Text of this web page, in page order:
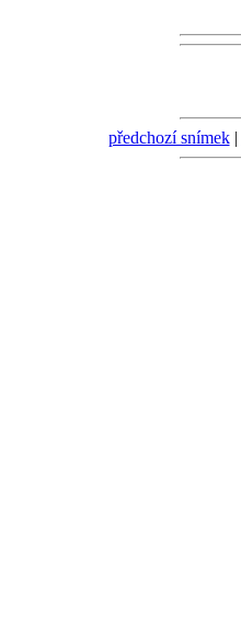
předchozí snímek|